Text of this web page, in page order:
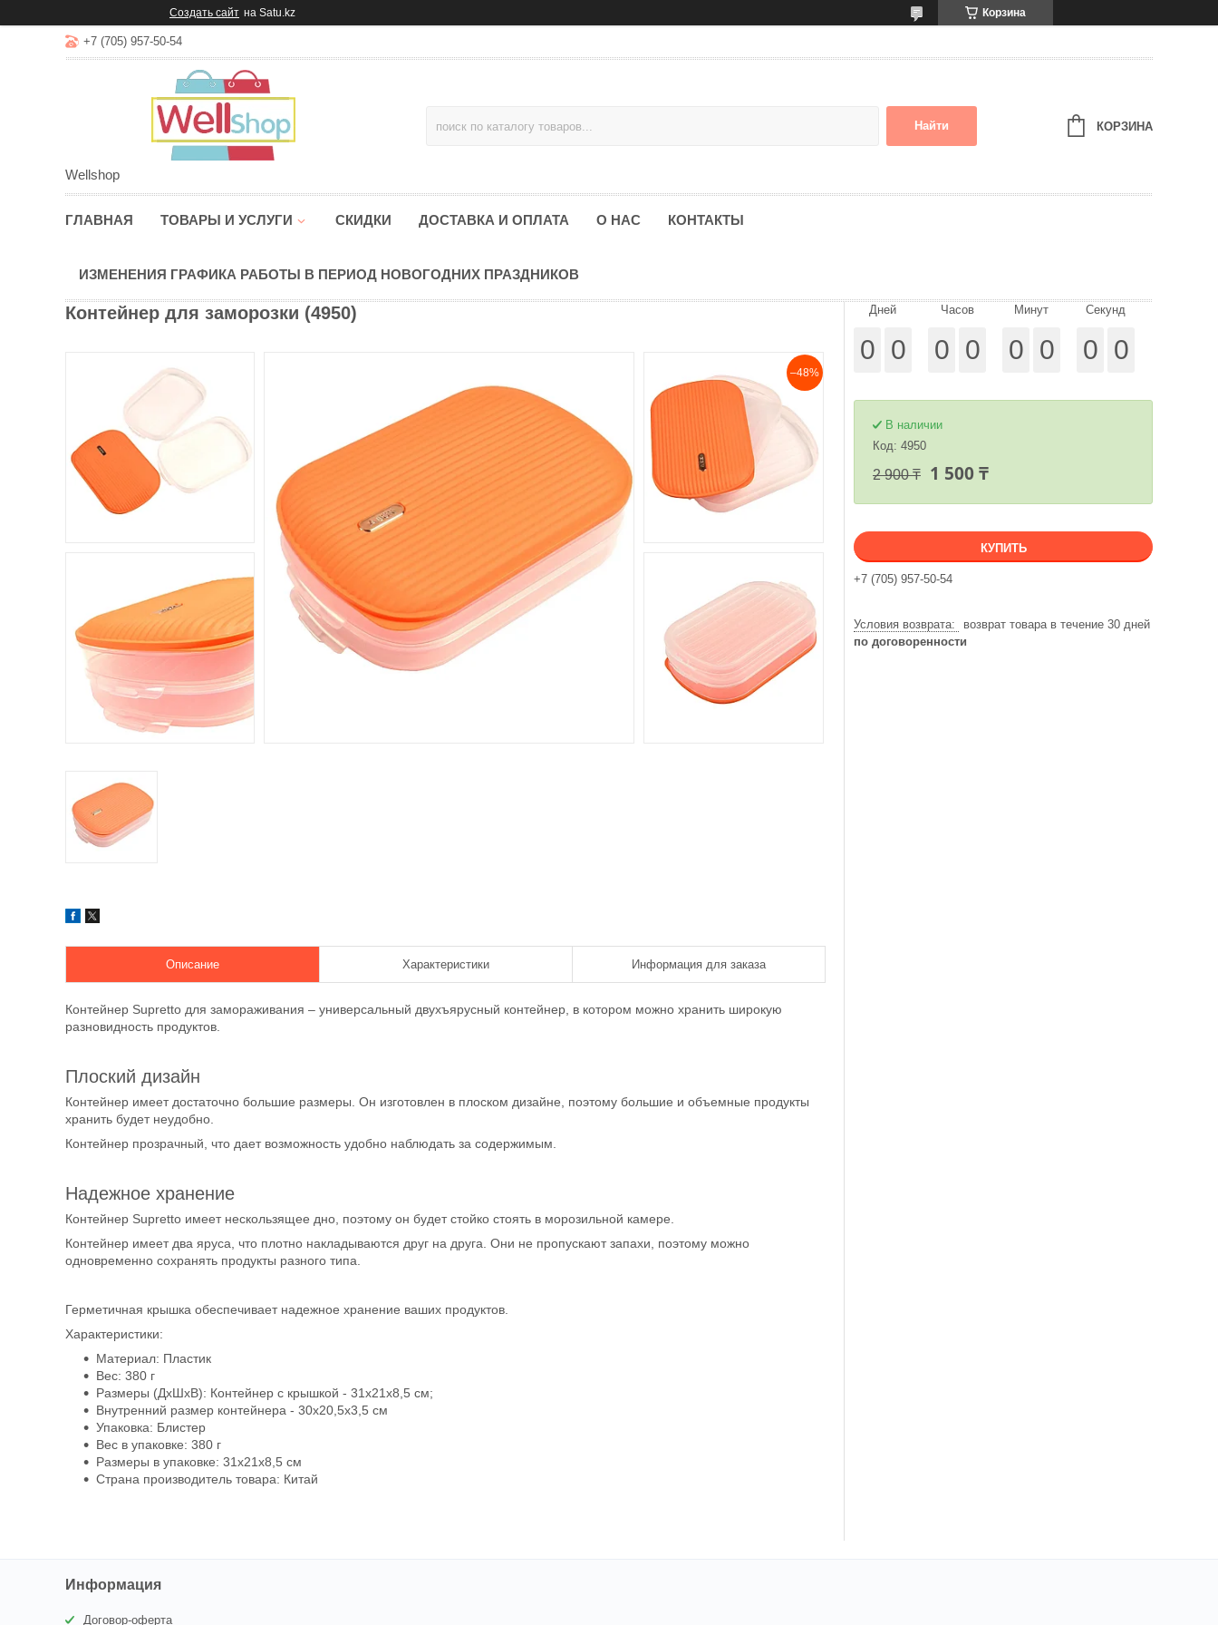
Создать сайт на Satu.kz Корзина
+7 (705) 957-50-54
Wellshop
Найти КОРЗИНА
ГЛАВНАЯ ТОВАРЫ И УСЛУГИ СКИДКИ ДОСТАВКА И ОПЛАТА О НАС КОНТАКТЫ
ИЗМЕНЕНИЯ ГРАФИКА РАБОТЫ В ПЕРИОД НОВОГОДНИХ ПРАЗДНИКОВ
Контейнер для заморозки (4950)
–48%
Описание Характеристики Информация для заказа
Контейнер Supretto для замораживания – универсальный двухъярусный контейнер, в котором можно хранить широкую
разновидность продуктов.
Плоский дизайн
Контейнер имеет достаточно большие размеры. Он изготовлен в плоском дизайне, поэтому большие и объемные продукты
хранить будет неудобно.
Контейнер прозрачный, что дает возможность удобно наблюдать за содержимым.
Надежное хранение
Контейнер Supretto имеет нескользящее дно, поэтому он будет стойко стоять в морозильной камере.
Контейнер имеет два яруса, что плотно накладываются друг на друга. Они не пропускают запахи, поэтому можно
одновременно сохранять продукты разного типа.
Герметичная крышка обеспечивает надежное хранение ваших продуктов.
Характеристики:
Материал: Пластик
Вес: 380 г
Размеры (ДхШхВ): Контейнер с крышкой - 31х21х8,5 см;
Внутренний размер контейнера - 30х20,5х3,5 см
Упаковка: Блистер
Вес в упаковке: 380 г
Размеры в упаковке: 31х21х8,5 см
Страна производитель товара: Китай
Дней
0 0
Часов
0 0
Минут
0 0
Секунд
0 0
В наличии
Код: 4950
2 900 ₸ 1 500 ₸
КУПИТЬ
+7 (705) 957-50-54
возврат товара в течение 30 дней
по договоренности
Информация
Договор-оферта